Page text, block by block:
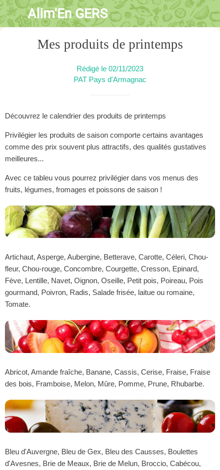
Alim'En GERS
Mes produits de printemps
Rédigé le 02/11/2023
PAT Pays d'Armagnac
Découvrez le calendrier des produits de printemps
Privilégier les produits de saison comporte certains avantages
comme des prix souvent plus attractifs, des qualités gustatives
meilleures...
Avec ce tableu vous pourrez privilégier dans vos menus des
fruits, légumes, fromages et poissons de saison !
Artichaut, Asperge, Aubergine, Betterave, Carotte, Céleri, Chou-
fleur, Chou-rouge, Concombre, Courgette, Cresson, Epinard,
Fève, Lentille, Navet, Oignon, Oseille, Petit pois, Poireau, Pois
gourmand, Poivron, Radis, Salade frisée, laitue ou romaine,
Tomate.
Abricot, Amande fraîche, Banane, Cassis, Cerise, Fraise, Fraise
des bois, Framboise, Melon, Mûre, Pomme, Prune, Rhubarbe.
Bleu d'Auvergne, Bleu de Gex, Bleu des Causses, Boulettes
d'Avesnes, Brie de Meaux, Brie de Melun, Broccio, Cabécou,